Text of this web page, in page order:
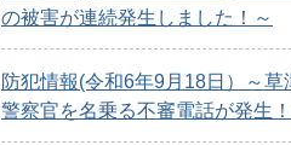
の被害が連続発生しました！～
防犯情報(令和6年9月18日）～草
警察官を名乗る不審電話が発生